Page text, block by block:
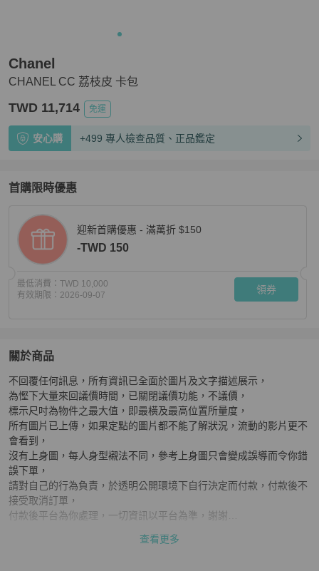
CHANEL CC 荔枝皮 卡包
Chanel
TWD 11,714 免運
安心購 +499 專人檢查品質、正品鑑定
首購限時優惠
迎新首購優惠 - 滿萬折 $150
-TWD 150
最低消費： TWD 10,000
有效期限： 2026-09-07 領券
關於商品
關於CHANEL CC 荔枝皮 卡包商品詳情與購買須知
不回覆任何訊息，所有資訊已全面於圖片及文字描述展示，
為慳下大量來回議價時間，已關閉議價功能，不議價，
標示尺吋為物件之最大值，即最橫及最高位置所量度，
所有圖片已上傳，如果定點的圖片都不能了解狀況，流動的影片更不
會看到，
沒有上身圖，每人身型襯法不同，參考上身圖只會變成誤導而令你錯
誤下單，
請對自己的行為負責，於透明公開環境下自行決定而付款，付款後不
接受取消訂單，
付款後平台為你處理，一切資訊以平台為準，謝謝
注意：邊角有磨到 ＋ 金屬扣有花痕
查看更多